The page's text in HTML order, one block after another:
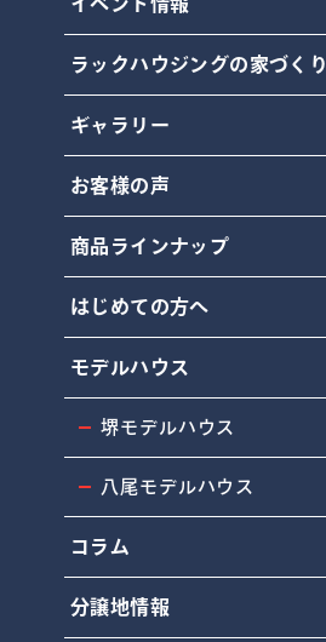
イベント情報
ラックハウジングの家づくり
ギャラリー
お客様の声
商品ラインナップ
はじめての方へ
モデルハウス
堺モデルハウス
八尾モデルハウス
コラム
分譲地情報